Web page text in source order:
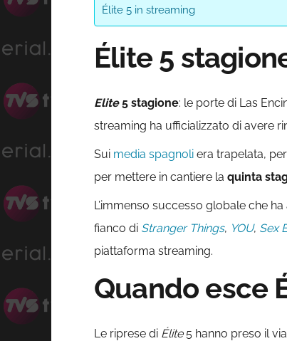
Élite 5 in streaming
Élite 5
Elite5 stagione: le porte di Las
streaming ha ufficializzato di avere
Sui media spagnoli era trapelata,
per mettere in cantiere la quinta
L’immenso successo globale che
fianco di Stranger Things, YOU, Sex
piattaforma streaming.
Quando esce
Le riprese di Élite5 hanno preso il via